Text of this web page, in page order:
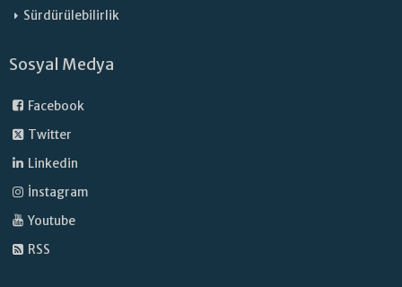
Sürdürülebilirlik
Sosyal Medya
Facebook
Twitter
Linkedin
İnstagram
Youtube
RSS